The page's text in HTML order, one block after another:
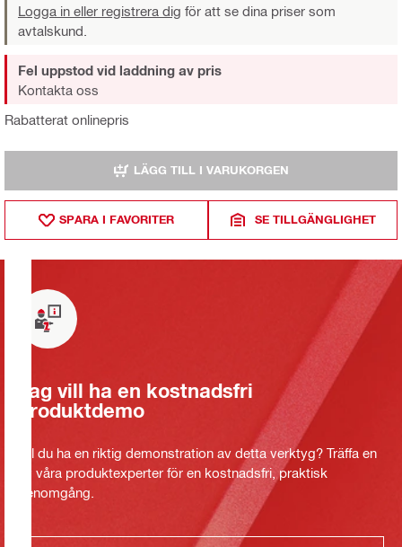
Logga in eller registrera dig för att se dina priser som
avtalskund.
Rabatterat onlinepris
Fel uppstod vid laddning av pris
Kontakta oss
LÄGG TILL I VARUKORGEN
SPARA I FAVORITER SE TILLGÄNGLIGHET
Jag vill ha en kostnadsfri
produktdemo
Vill du ha en riktig demonstration av detta verktyg? Träffa en
av våra produktexperter för en kostnadsfri, praktisk
genomgång.